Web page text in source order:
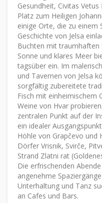
Gesundheit, Civitas
Platz zum Heiligen
einige Orte, die zu einem
Geschichte von Jelsa
Buchten mit traumhaften
Sonne und klares Meer
tagsüber ein. Im
und Tavernen von Jelsa
sorgfältig zubereitete
Fisch mit einheimischem
Weine von Hvar
zentralen Punkt auf der
ein idealer
Höhle von Grapčevo und
Dörfer Vrisnik, Svirče,
Strand Zlatni rat
Die erfrischenden
angenehme
Unterhaltung und Tanz
an Cafes und Bars.